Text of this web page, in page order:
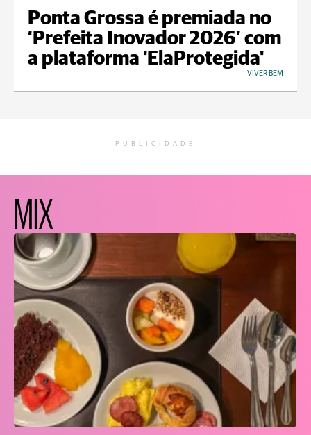
Ponta Grossa é premiada no
‘Prefeita Inovador 2026’ com
a plataforma 'ElaProtegida'
VIVER BEM
PUBLICIDADE
MIX